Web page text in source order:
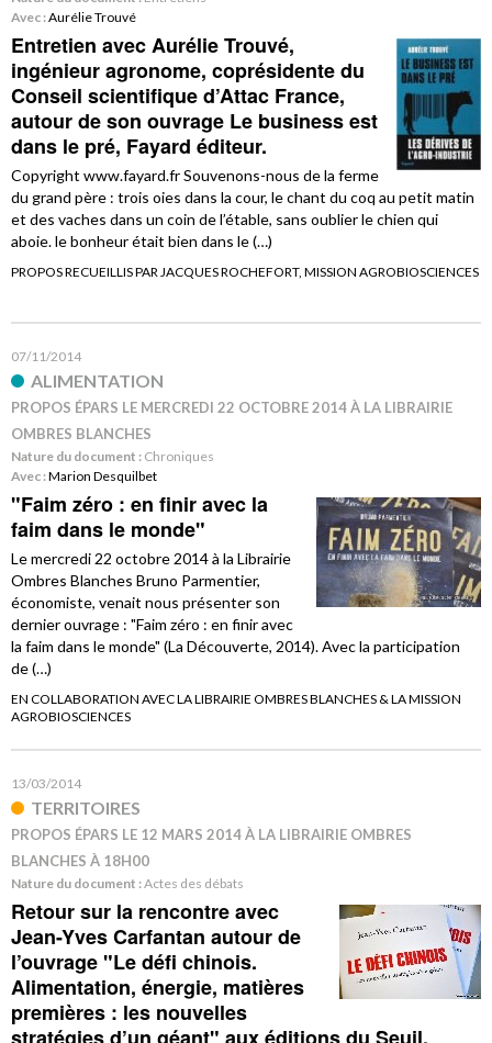
Avec :Aurélie Trouvé
Entretien avec Aurélie Trouvé,
ingénieur agronome, coprésidente du
Conseil scientifique d’Attac France,
autour de son ouvrage Le business est
dans le pré, Fayard éditeur.
Copyright www.fayard.fr Souvenons-nous de la ferme
du grand père : trois oies dans la cour, le chant du coq au petit matin
et des vaches dans un coin de l’étable, sans oublier le chien qui
aboie. le bonheur était bien dans le (…)
PROPOS RECUEILLIS PAR JACQUES ROCHEFORT, MISSION AGROBIOSCIENCES
07/11/2014
ALIMENTATION
PROPOS ÉPARS LE MERCREDI 22 OCTOBRE 2014 À LA LIBRAIRIE
OMBRES BLANCHES
Nature du document : Chroniques
Avec :Marion Desquilbet
"Faim zéro : en finir avec la
faim dans le monde"
Le mercredi 22 octobre 2014 à la Librairie
Ombres Blanches Bruno Parmentier,
économiste, venait nous présenter son
dernier ouvrage : "Faim zéro : en finir avec
la faim dans le monde" (La Découverte, 2014). Avec la participation
de (…)
EN COLLABORATION AVEC LA LIBRAIRIE OMBRES BLANCHES & LA MISSION
AGROBIOSCIENCES
13/03/2014
TERRITOIRES
PROPOS ÉPARS LE 12 MARS 2014 À LA LIBRAIRIE OMBRES
BLANCHES À 18H00
Nature du document :Actes des débats
Retour sur la rencontre avec
Jean-Yves Carfantan autour de
l’ouvrage "Le défi chinois.
Alimentation, énergie, matières
premières : les nouvelles